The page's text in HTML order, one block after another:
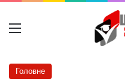
Меню
Головне